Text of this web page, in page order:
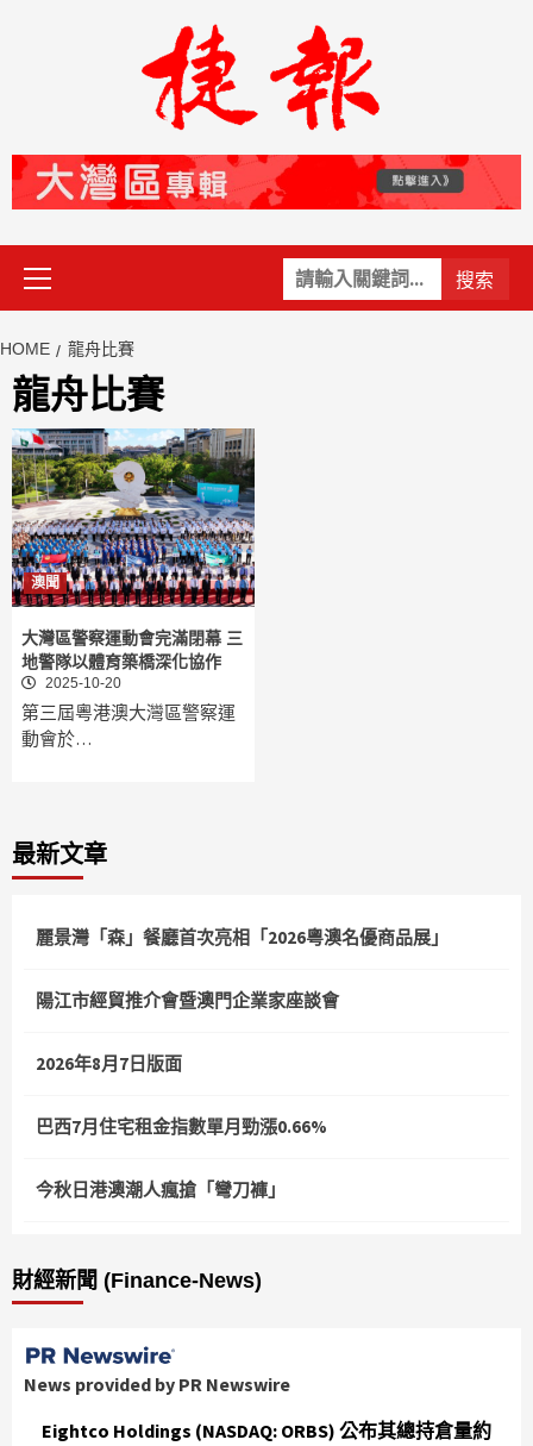
關
鍵
Primary
Menu
HOME 龍舟比賽
龍舟比賽
澳聞
大灣區警察運動會完滿閉幕 三
地警隊以體育築橋深化協作
2025-10-20
第三屆粵港澳大灣區警察運
動會於…
最新文章
麗景灣「森」餐廳首次亮相「2026粵澳名優商品展」
陽江市經貿推介會暨澳門企業家座談會
2026年8月7日版面
巴西7月住宅租金指數單月勁漲0.66%
今秋日港澳潮人瘋搶「彎刀褲」
財經新聞 (Finance-News)
News provided by PR Newswire
Eightco Holdings (NASDAQ: ORBS) 公布其總持倉量約